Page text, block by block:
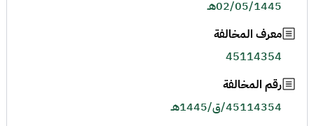
02/05/1445هـ
معرف المخالفة
45114354
رقم المخالفة
45114354/ق/1445هـ